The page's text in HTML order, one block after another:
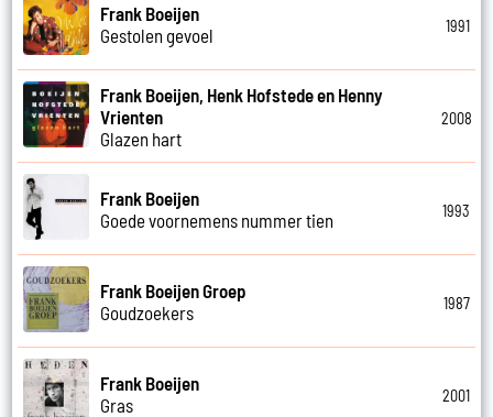
Frank Boeijen
Gestolen gevoel
1991
Frank Boeijen, Henk Hofstede en Henny
Vrienten
Glazen hart
2008
Frank Boeijen
Goede voornemens nummer tien
1993
Frank Boeijen Groep
Goudzoekers
1987
Frank Boeijen
Gras
2001